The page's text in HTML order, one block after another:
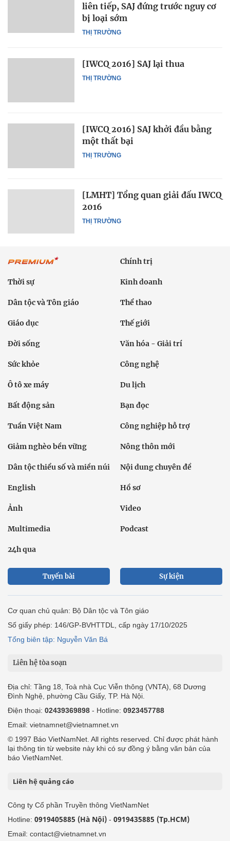
THỊ TRƯỜNG
liên tiếp, SAJ đứng trước nguy cơ
bị loại sớm
THỊ TRƯỜNG
[IWCQ 2016] SAJ lại thua
THỊ TRƯỜNG
[IWCQ 2016] SAJ khởi đầu bằng
một thất bại
THỊ TRƯỜNG
[LMHT] Tổng quan giải đấu IWCQ
2016
Chính trị
Thời sự Kinh doanh
Dân tộc và Tôn giáo Thể thao
Giáo dục Thế giới
Đời sống Văn hóa - Giải trí
Sức khỏe Công nghệ
Ô tô xe máy Du lịch
Bất động sản Bạn đọc
Tuần Việt Nam Công nghiệp hỗ trợ
Giảm nghèo bền vững Nông thôn mới
Dân tộc thiểu số và miền núi Nội dung chuyên đề
English Hồ sơ
Ảnh Video
Multimedia Podcast
24h qua
Tuyến bài Sự kiện
Cơ quan chủ quản: Bộ Dân tộc và Tôn giáo
Số giấy phép: 146/GP-BVHTTDL, cấp ngày 17/10/2025
Tổng biên tập: Nguyễn Văn Bá
Liên hệ tòa soạn
Địa chỉ: Tầng 18, Toà nhà Cục Viễn thông (VNTA), 68 Dương
Đình Nghệ, phường Cầu Giấy, TP. Hà Nội.
Điện thoại: 02439369898 - Hotline: 0923457788
Email: vietnamnet@vietnamnet.vn
© 1997 Báo VietNamNet. All rights reserved. Chỉ được phát hành
lại thông tin từ website này khi có sự đồng ý bằng văn bản của
báo VietNamNet.
Liên hệ quảng cáo
Công ty Cổ phần Truyền thông VietNamNet
Hotline: 0919405885 (Hà Nội) - 0919435885 (Tp.HCM)
Email: contact@vietnamnet.vn